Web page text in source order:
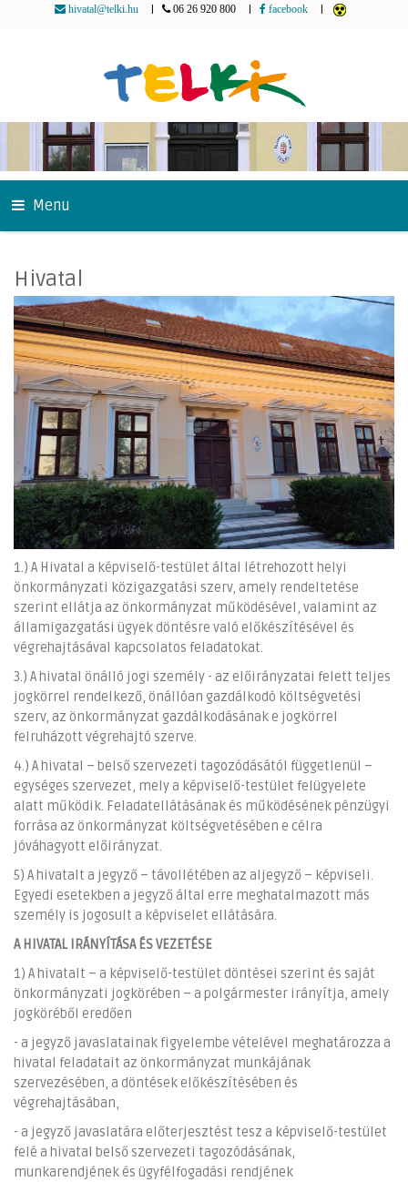
hivatal@telki.hu 06 26 920 800 facebook
Menu
Hivatal
1.) A Hivatal a képviselő-testület által létrehozott helyi
önkormányzati közigazgatási szerv, amely rendeltetése
szerint ellátja az önkormányzat működésével, valamint az
államigazgatási ügyek döntésre való előkészítésével és
végrehajtásával kapcsolatos feladatokat.
3.) A hivatal önálló jogi személy - az előirányzatai felett teljes
jogkörrel rendelkező, önállóan gazdálkodó költségvetési
szerv, az önkormányzat gazdálkodásának e jogkörrel
felruházott végrehajtó szerve.
4.) A hivatal – belső szervezeti tagozódásától függetlenül –
egységes szervezet, mely a képviselő-testület felügyelete
alatt működik. Feladatellátásának és működésének pénzügyi
forrása az önkormányzat költségvetésében e célra
jóváhagyott előirányzat.
5) A hivatalt a jegyző – távollétében az aljegyző – képviseli.
Egyedi esetekben a jegyző által erre meghatalmazott más
személy is jogosult a képviselet ellátására.
A HIVATAL IRÁNYÍTÁSA ÉS VEZETÉSE
1) A hivatalt – a képviselő-testület döntései szerint és saját
önkormányzati jogkörében – a polgármester irányítja, amely
jogköréből eredően
- a jegyző javaslatainak figyelembe vételével meghatározza a
hivatal feladatait az önkormányzat munkájának
szervezésében, a döntések előkészítésében és
végrehajtásában,
- a jegyző javaslatára előterjesztést tesz a képviselő-testület
felé a hivatal belső szervezeti tagozódásának,
munkarendjének és ügyfélfogadási rendjének